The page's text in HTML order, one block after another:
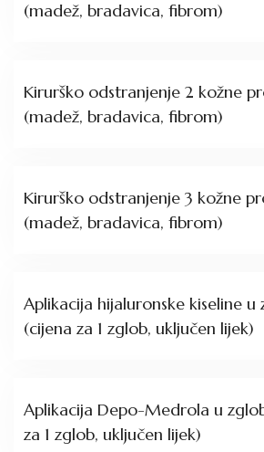
(madež, bradavica, fibrom)
Kirurško odstranjenje 2 kožne
(madež, bradavica, fibrom)
Kirurško odstranjenje 3 kožne
(madež, bradavica, fibrom)
Aplikacija hijaluronske kiseline u
(cijena za 1 zglob, uključen lijek)
Aplikacija Depo-Medrola u
za 1 zglob, uključen lijek)